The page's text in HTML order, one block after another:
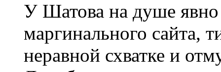
У Шатова на душе
маргинального сайта,
неравной схватке и